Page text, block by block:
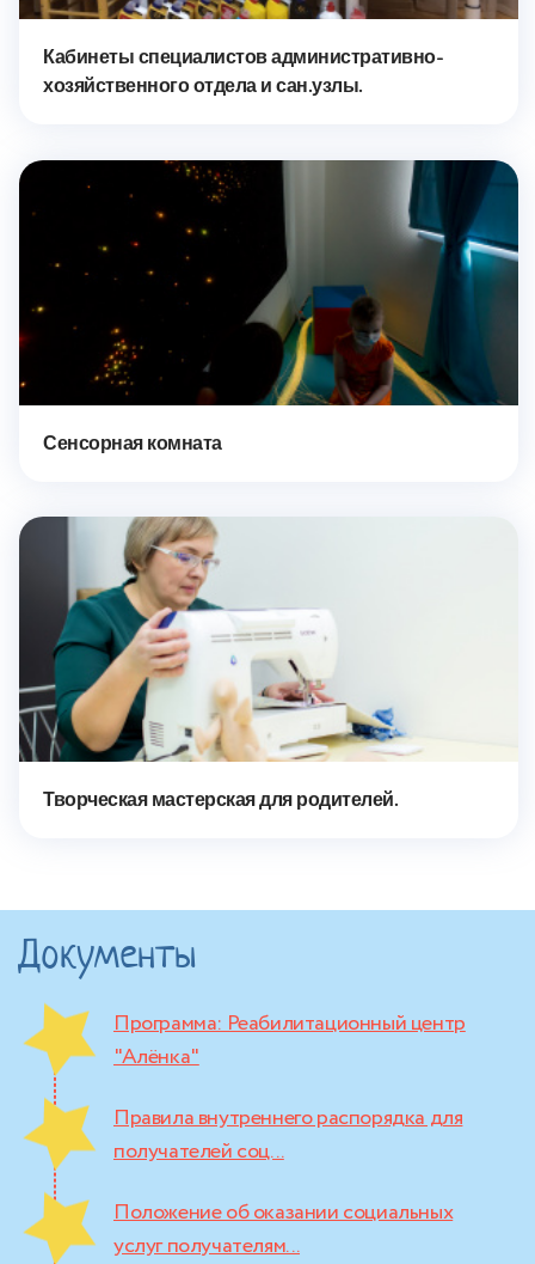
Кабинеты специалистов административно-
хозяйственного отдела и сан.узлы.
Сенсорная комната
Творческая мастерская для родителей.
Документы
Программа: Реабилитационный центр
"Алёнка"
Правила внутреннего распорядка для
получателей соц...
Положение об оказании социальных
услуг получателям...